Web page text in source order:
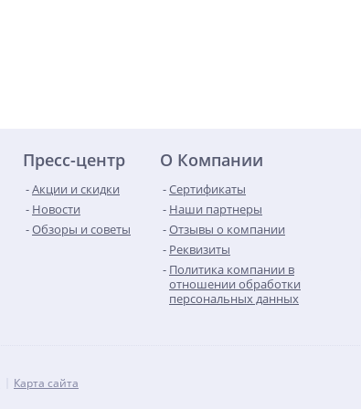
Пресс-центр
Акции и скидки
Новости
Обзоры и советы
О Компании
Сертификаты
Наши партнеры
Отзывы о компании
Реквизиты
Политика компании в
отношении обработки
персональных данных
Карта сайта